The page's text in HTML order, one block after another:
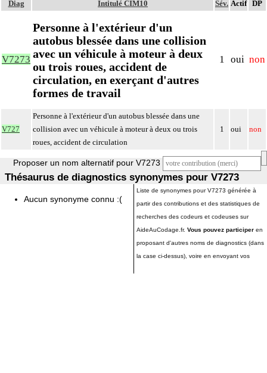
Diag Intitulé CIM10 Sév. Actif DP
V7273
Personne à l'extérieur d'un
autobus blessée dans une collision
avec un véhicule à moteur à deux
ou trois roues, accident de
circulation, en exerçant d'autres
formes de travail
1 oui non
V727
Personne à l'extérieur d'un autobus blessée dans une
collision avec un véhicule à moteur à deux ou trois
roues, accident de circulation
1 oui non
Proposer un nom alternatif pour V7273
Thésaurus de diagnostics synonymes pour V7273
Aucun synonyme connu :(
Liste de synonymes pour V7273 générée à
partir des contributions et des statistiques de
recherches des codeurs et codeuses sur
AideAuCodage.fr. Vous pouvez participer en
proposant d'autres noms de diagnostics (dans
la case ci-dessus), voire en envoyant vos